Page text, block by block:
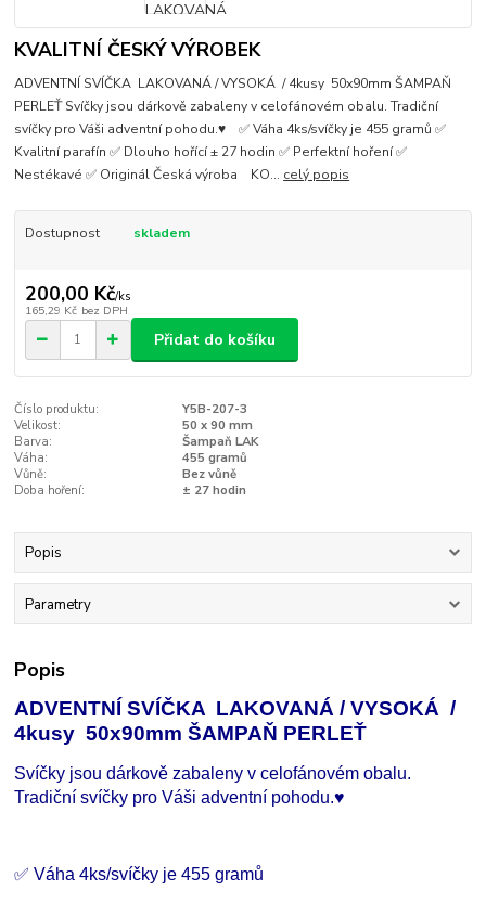
KVALITNÍ ČESKÝ VÝROBEK
ADVENTNÍ SVÍČKA LAKOVANÁ / VYSOKÁ / 4kusy 50x90mm ŠAMPAŇ
PERLEŤ Svíčky jsou dárkově zabaleny v celofánovém obalu. Tradiční
svíčky pro Váši adventní pohodu.♥ ✅ Váha 4ks/svíčky je 455 gramů ✅
Kvalitní parafín ✅ Dlouho hořící ± 27 hodin ✅ Perfektní hoření ✅
Nestékavé ✅ Originál Česká výroba KO... celý popis
Dostupnost skladem
200,00 Kč/ks
165,29 Kč bez DPH
Přidat do košíku
Číslo produktu:
Y5B-207-3
Velikost:
50 x 90 mm
Barva:
Šampaň LAK
Váha:
455 gramů
Vůně:
Bez vůně
Doba hoření:
± 27 hodin
Popis
Parametry
Popis
ADVENTNÍ SVÍČKA LAKOVANÁ / VYSOKÁ /
4kusy 50x90mm ŠAMPAŇ PERLEŤ
Svíčky jsou dárkově zabaleny v celofánovém obalu.
Tradiční svíčky pro Váši adventní pohodu.♥
✅ Váha 4ks/svíčky je 455 gramů